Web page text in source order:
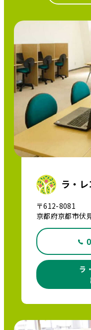
ラ・
〒612-8081
京都府京都市伏
ラ